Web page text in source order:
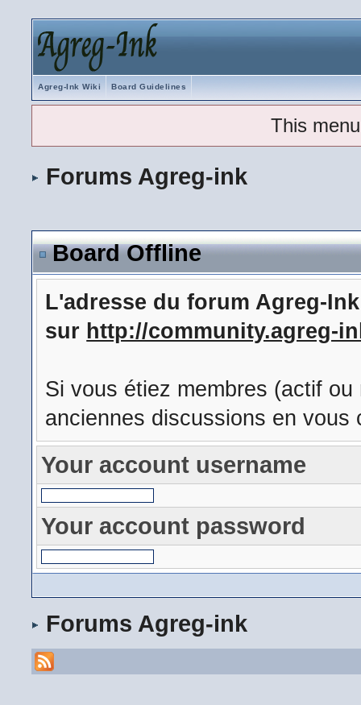
Agreg-Ink Wiki Board Guidelines
This
Forums Agreg-ink
Board Offline
L'adresse du forum Agreg-
sur http://community.agreg-
Si vous étiez membres (actif
anciennes discussions en
Your account username
Your account password
Forums Agreg-ink